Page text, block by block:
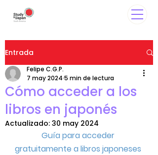
Entrada
Cómo acceder a los
libros en japonés
Felipe C.G.P.
7 may 2024 5 min de lectura
Actualizado: 30 may 2024
Guía para acceder
gratuitamente a libros japoneses